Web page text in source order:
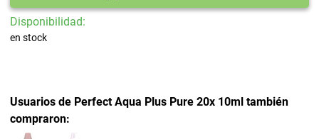
Disponibilidad:
en stock
Usuarios de Perfect Aqua Plus Pure 20x 10ml también
compraron: